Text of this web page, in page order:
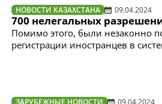
НОВОСТИ КАЗАХСТАНА 09.04.2024
700 нелегальных
Помимо этого, были незаконно
регистрации иностранцев в
ЗАРУБЕЖНЫЕ НОВОСТИ 09.04.2024